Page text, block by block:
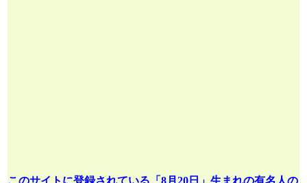
このサイトに登録されている「8月20日」生まれの有名人の